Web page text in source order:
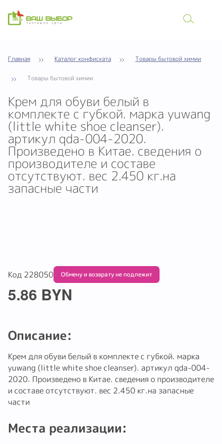
Главная Каталог конфиската Товары бытовой химии
Товары бытовой химии
Крем для обуви белый в
комплекте с губкой. марка yuwang
(little white shoe cleanser).
артикул qda-004-2020.
Произведено в Китае. сведения о
производителе и составе
отсутствуют. вес 2.450 кг.на
запасные части
Код 228050 Обмену и возврату не подлежит
5.86 BYN
Описание:
Крем для обуви белый в комплекте с губкой. марка
yuwang (little white shoe cleanser). артикул qda-004-
2020. Произведено в Китае. сведения о производителе
и составе отсутствуют. вес 2.450 кг.на запасные
части
Места реализации: